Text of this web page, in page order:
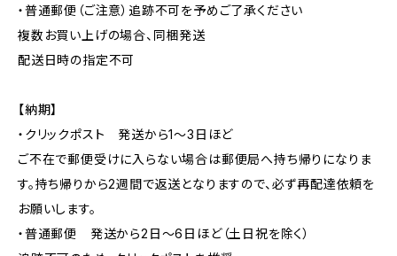
・普通郵便（ご注意）追跡不可を予めご了承ください
複数お買い上げの場合、同梱発送
配送日時の指定不可
【納期】
・クリックポスト 発送から1〜3日ほど
ご不在で郵便受けに入らない場合は郵便局へ持ち帰りになりま
す。持ち帰りから2週間で返送となりますので、必ず再配達依頼を
お願いします。
・普通郵便 発送から2日〜6日ほど（土日祝を除く）